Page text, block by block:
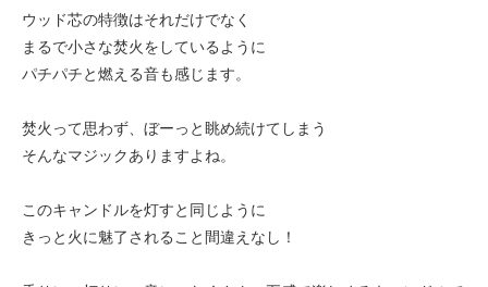
ウッド芯の特徴はそれだけでなく
まるで小さな焚火をしているように
パチパチと燃える音も感じます。
焚火って思わず、ぼーっと眺め続けてしまう
そんなマジックありますよね。
このキャンドルを灯すと同じように
きっと火に魅了されること間違えなし！